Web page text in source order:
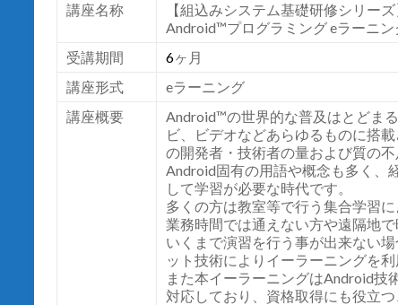
講座名称
【組込みシステム基礎研修シリーズ
Android™プログラミング eラーニン
受講期間
6ヶ月
講座形式
eラーニング
講座概要
Android™の世界的な普及はとどま
ビ、ビデオなどあらゆるものに搭
の開発者・技術者の量および質の不
Android固有の用語や概念も多く、
して学習が必要な時代です。
多くの方は教室等で行う集合学習
業務時間では通えない方や遠隔地
いくまで演習を行う事が出来ない
ット技術によりイーラーニングを
また本イーラーニングはAndroid技
対応しており、資格取得にも役立